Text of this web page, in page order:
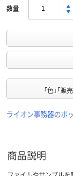
数量
「色」「
ライオン事務器のボ
商品説明